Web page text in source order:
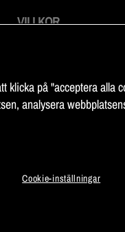
VILLKOR
Cookiepolicy
Cookieinställningar
klicka på "acceptera alla
analysera
Cookie-inställningar